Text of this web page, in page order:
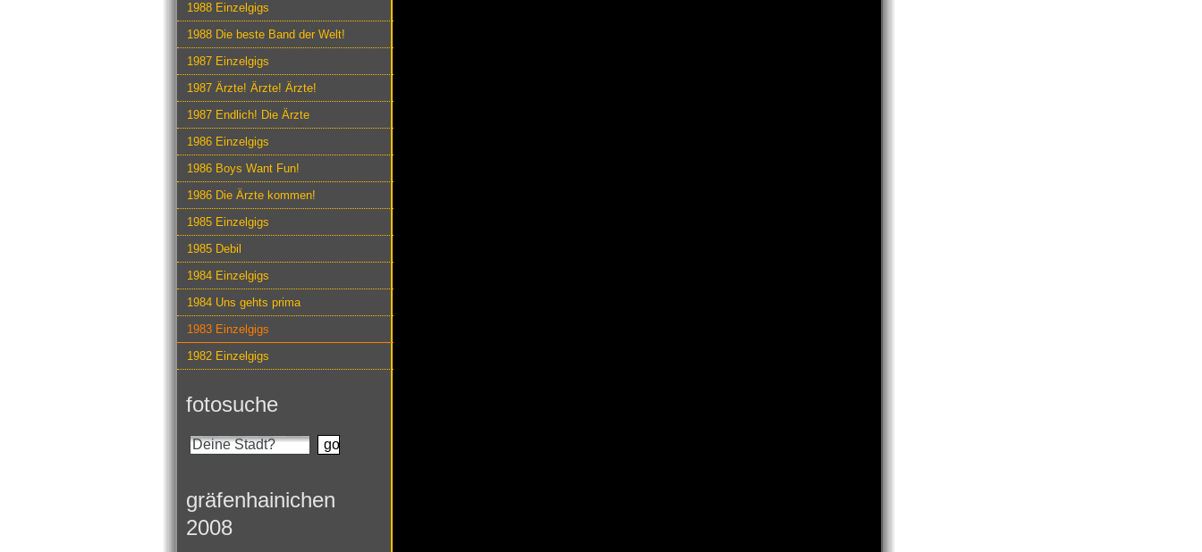
1988 Einzelgigs
1988 Die beste Band der Welt!
1987 Einzelgigs
1987 Ärzte! Ärzte! Ärzte!
1987 Endlich! Die Ärzte
1986 Einzelgigs
1986 Boys Want Fun!
1986 Die Ärzte kommen!
1985 Einzelgigs
1985 Debil
1984 Einzelgigs
1984 Uns gehts prima
1983 Einzelgigs
1982 Einzelgigs
fotosuche
gräfenhainichen
2008